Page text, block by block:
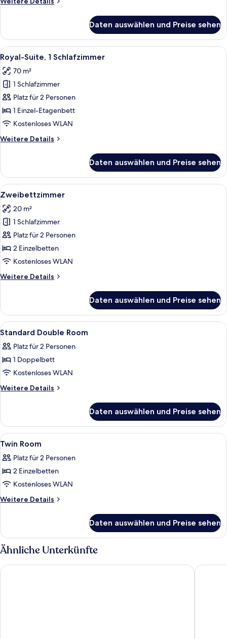
1
Schlafzimmer
Daten auswählen und Preise sehen
Alle
Fotos
für
Royal-
Suite,
1
Schlafzimmer
Ein geräumiges Wohnzimmer mit
5
Royal-Suite, 1 Schlafzimmer
70 m²
1 Schlafzimmer
Platz für 2 Personen
1 Einzel-Etagenbett
Kostenloses WLAN
Weitere Details
Weitere
Suite,
Schlafzimmer
Daten auswählen und Preise sehen
Alle
Fotos
für
Zweibettzimmer
anzeigen
Ein Hotelzimmer mit einem großen
4
Zweibettzimmer
20 m²
1 Schlafzimmer
Platz für 2 Personen
2 Einzelbetten
Kostenloses WLAN
Weitere Details
Weitere
Daten auswählen und Preise sehen
Alle
Fotos
für
Standard
Double
Room
Ein Hotelzimmer mit Bett,
12
Standard Double Room
Platz für 2 Personen
1 Doppelbett
Kostenloses WLAN
Weitere Details
Weitere
Double
Room
Daten auswählen und Preise sehen
Alle
Fotos
für
Twin
Room
anzeigen
Ein Hotelzimmer mit einem großen
5
Twin Room
Platz für 2 Personen
2 Einzelbetten
Kostenloses WLAN
Weitere Details
Weitere
Room
Daten auswählen und Preise sehen
Ähnliche Unterkünfte
Hotel Sapphire Bakuriani Crowne